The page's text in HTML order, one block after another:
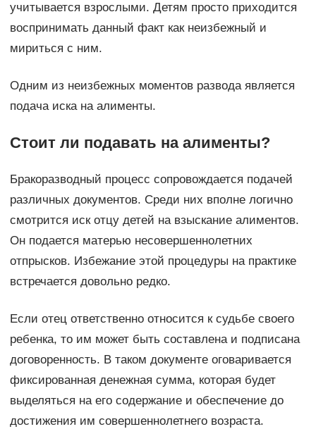
учитывается взрослыми. Детям просто приходится
воспринимать данный факт как неизбежный и
мириться с ним.
Одним из неизбежных моментов развода является
подача иска на алименты.
Стоит ли подавать на алименты?
Бракоразводный процесс сопровождается подачей
различных документов. Среди них вполне логично
смотрится иск отцу детей на взыскание алиментов.
Он подается матерью несовершеннолетних
отпрысков. Избежание этой процедуры на практике
встречается довольно редко.
Если отец ответственно относится к судьбе своего
ребенка, то им может быть составлена и подписана
договоренность. В таком документе оговаривается
фиксированная денежная сумма, которая будет
выделяться на его содержание и обеспечение до
достижения им совершеннолетнего возраста.